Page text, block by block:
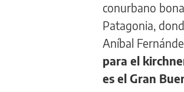
conurbano
Patagonia,
Aníbal
para el
es el Gran